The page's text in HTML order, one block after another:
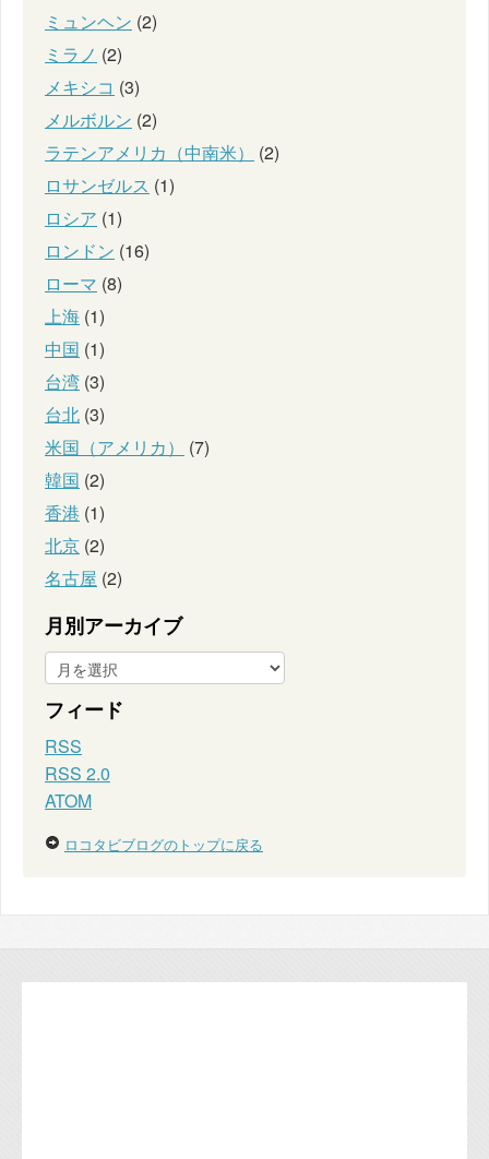
ミュンヘン (2)
ミラノ (2)
メキシコ (3)
メルボルン (2)
ラテンアメリカ（中南米）
(2)
ロサンゼルス (1)
ロシア (1)
ロンドン (16)
ローマ (8)
上海 (1)
中国 (1)
台湾 (3)
台北 (3)
米国（アメリカ）
(7)
韓国 (2)
香港 (1)
北京 (2)
名古屋 (2)
月別アーカイブ
フィード
RSS
RSS 2.0
ATOM
ロコタビブログのトップに戻る